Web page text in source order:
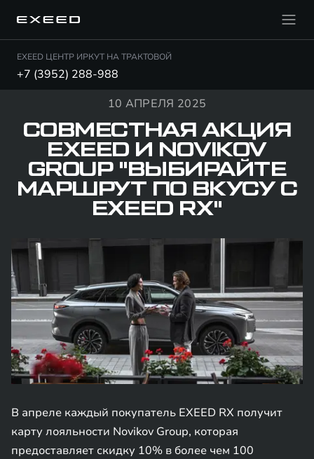
EXEED ЦЕНТР ИРКУТ НА ТРАКТОВОЙ
+7 (3952) 288-988
10 АПРЕЛЯ 2025
СОВМЕСТНАЯ АКЦИЯ
EXEED И NOVIKOV
GROUP "ВЫБИРАЙТЕ
МАРШРУТ ПО ВКУСУ С
EXEED RX"
В апреле каждый покупатель EXEED RX получит
карту лояльности Novikov Group, которая
предоставляет скидку 10% в более чем 100